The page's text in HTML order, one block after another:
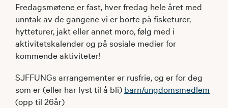
Fredagsmøtene er fast, hver fredag hele året med
unntak av de gangene vi er borte på fisketurer,
hytteturer, jakt eller annet moro, følg med i
aktivitetskalender og på sosiale medier for
kommende aktiviteter!
SJFFUNGs arrangementer er rusfrie, og er for deg
som er (eller har lyst til å bli) barn/ungdomsmedlem
(opp til 26år)